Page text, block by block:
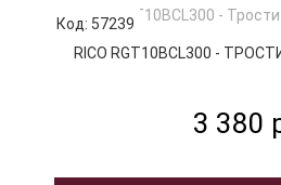
Код: 57239
RICO RGT10BCL300 -
3 380